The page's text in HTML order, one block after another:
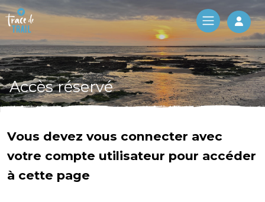
Log
Accès réservé
Vous devez vous connecter avec
votre compte utilisateur pour accéder
à cette page